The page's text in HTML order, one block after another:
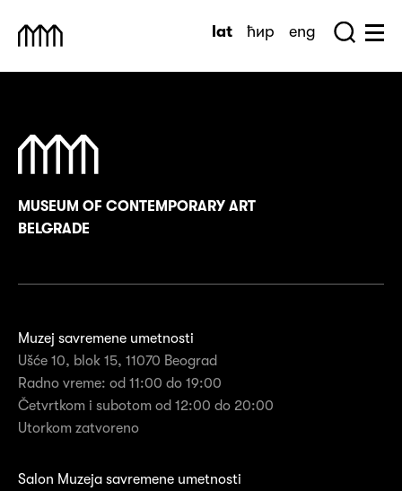
Muzej Savremene Umetnosti
lat ћир eng
MUSEUM OF CONTEMPORARY ART
BELGRADE
Muzej savremene umetnosti
Ušće 10, blok 15, 11070 Beograd
Radno vreme: od 11:00 do 19:00
Četvrtkom i subotom od 12:00 do 20:00
Utorkom zatvoreno
Salon Muzeja savremene umetnosti